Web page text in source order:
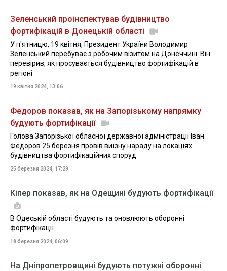
Зеленський проінспектував будівництво
фортифікацій в Донецькій області
У п'ятницю, 19 квітня, Президент України Володимир
Зеленський перебуває з робочим візитом на Донеччині. Він
перевірив, як просувається будівництво фортифікацій в
регіоні
19 квітня 2024, 13:06
Федоров показав, як на Запорізькому напрямку
будують фортифікації
Голова Запорізької обласної державної адміністрації Іван
Федоров 25 березня провів виїзну нараду на локаціях
будівництва фортифікаційних споруд
25 березня 2024, 17:29
Кіпер показав, як на Одещині будують фортифікації
В Одеській області будують та оновлюють оборонні
фортифікації
18 березня 2024, 06:09
На Дніпропетровщині будують потужні оборонні